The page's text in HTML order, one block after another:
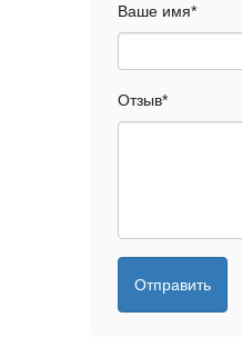
Ваше имя*
Отзыв*
Отправить